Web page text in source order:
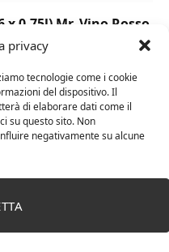
privacy
tecnologie come i cookie
del dispositivo. Il
di elaborare dati come il
su questo sito. Non
negativamente su alcune
x 0,75l) Mr. Vino Rosso
vendita di questi